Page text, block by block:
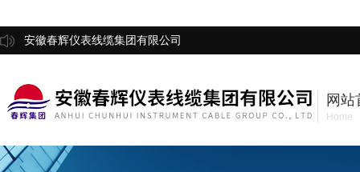
安徽春辉仪表线缆集团有限公司
网站
Home